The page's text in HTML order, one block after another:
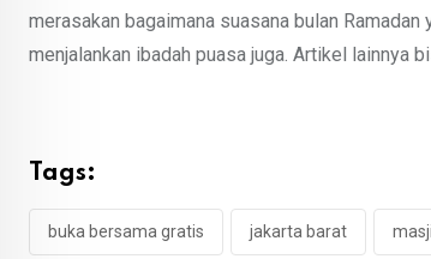
merasakan bagaimana suasana bulan
menjalankan ibadah puasa juga. Artikel lainnya
Tags:
buka bersama gratis jakarta barat